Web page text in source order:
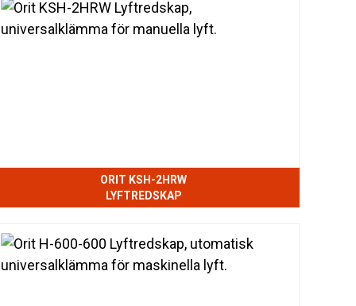
ORIT KSH-2HRW
LYFTREDSKAP